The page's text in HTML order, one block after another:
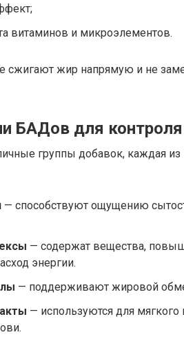
витаминов и микроэлементов.
сжигают жир напрямую и не
БАДов для
группы добавок, каждая
— способствуют ощущению
— содержат вещества,
энергии.
— поддерживают жировой
— используются для мягкого